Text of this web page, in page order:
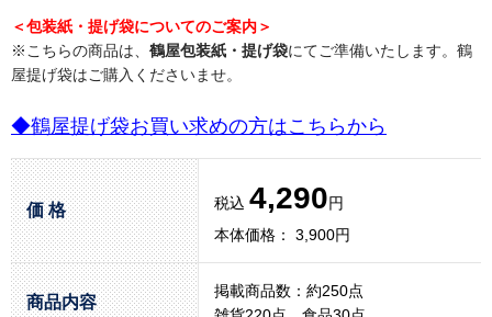
＜包装紙・提げ袋についてのご案内＞
※こちらの商品は、 鶴屋包装紙・提げ袋にてご準備いたします。鶴
屋提げ袋はご購入くださいませ。
◆鶴屋提げ袋お買い求めの方はこちらから
価 格 税込 4,290円
本体価格： 3,900円
商品内容
掲載商品数：約250点